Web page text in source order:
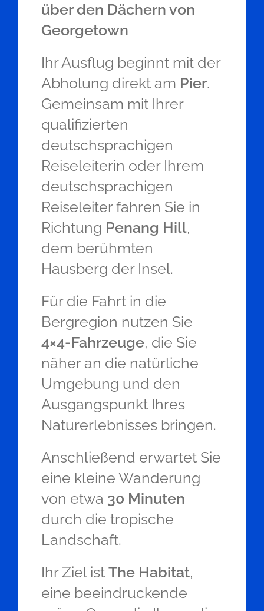
über den Dächern von
Georgetown
Ihr Ausflug beginnt mit der
Abholung direkt am Pier.
Gemeinsam mit Ihrer
qualifizierten
deutschsprachigen
Reiseleiterin oder Ihrem
deutschsprachigen
Reiseleiter fahren Sie in
Richtung Penang Hill,
dem berühmten
Hausberg der Insel.
Für die Fahrt in die
Bergregion nutzen Sie
4×4-Fahrzeuge, die Sie
näher an die natürliche
Umgebung und den
Ausgangspunkt Ihres
Naturerlebnisses bringen.
Anschließend erwartet Sie
eine kleine Wanderung
von etwa 30 Minuten
durch die tropische
Landschaft.
Ihr Ziel ist The Habitat,
eine beeindruckende